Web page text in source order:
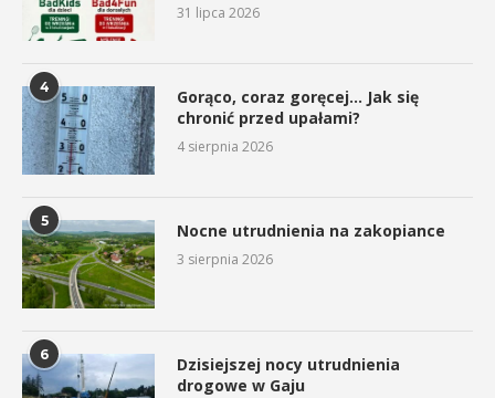
31 lipca 2026
4
Gorąco, coraz goręcej… Jak się
chronić przed upałami?
4 sierpnia 2026
5 Nocne utrudnienia na zakopiance
3 sierpnia 2026
6
Dzisiejszej nocy utrudnienia
drogowe w Gaju